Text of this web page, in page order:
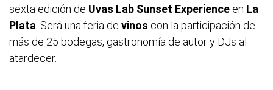
sexta edición de Uvas Lab Sunset Experience en La
Plata . Será una feria de vinos con la participación de
más de 25 bodegas, gastronomía de autor y DJs al
atardecer.